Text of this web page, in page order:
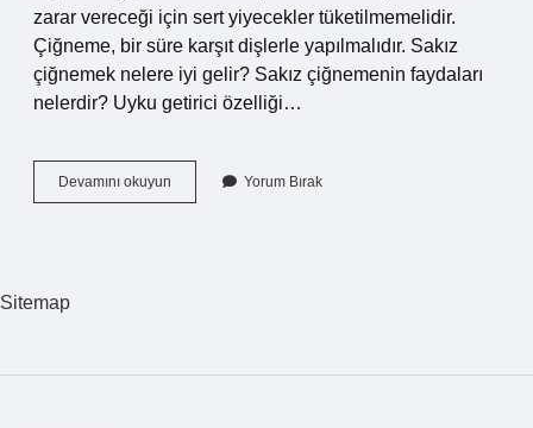
zarar vereceği için sert yiyecekler tüketilmemelidir.
Çiğneme, bir süre karşıt dişlerle yapılmalıdır. Sakız
çiğnemek nelere iyi gelir? Sakız çiğnemenin faydaları
nelerdir? Uyku getirici özelliği…
Devamını okuyun
Çiğnemek
Yorum Bırak
Sitemap